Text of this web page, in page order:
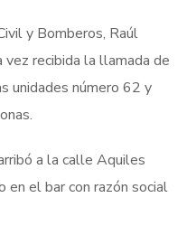
y Bomberos, Raúl
vez recibida la llamada de
unidades número 62 y
a la calle Aquiles
en el bar con razón social